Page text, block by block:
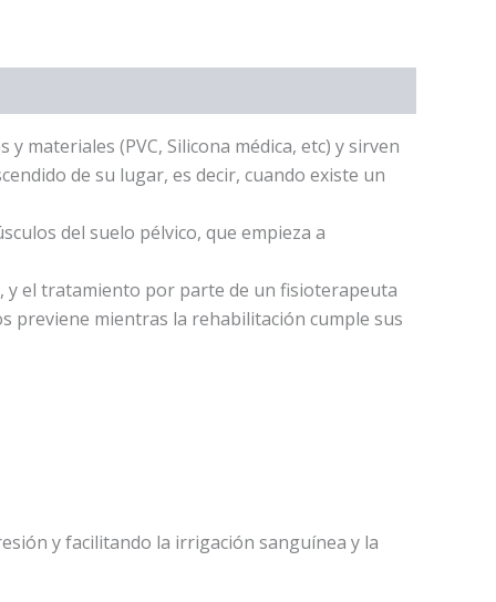
materiales (PVC, Silicona médica, etc) y sirven
de su lugar, es decir, cuando existe un
del suelo pélvico, que empieza a
y el tratamiento por parte de un fisioterapeuta
previene mientras la rehabilitación cumple sus
y facilitando la irrigación sanguínea y la